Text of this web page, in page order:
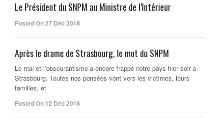
Le Président du SNPM au Ministre de l’Intérieur
Posted On 27 Déc 2018
Après le drame de Strasbourg, le mot du SNPM
Le mal et l’obscurantisme a encore frappé notre pays hier soir a
Strasbourg. Toutes nos pensées vont vers les victimes, leurs
familles, et
Posted On 12 Déc 2018